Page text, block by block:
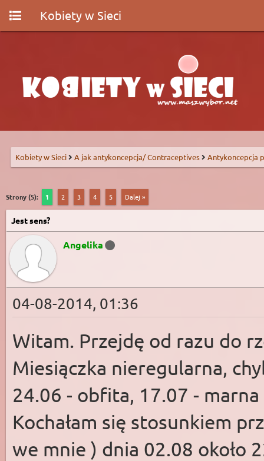
Kobiety w Sieci
Kobiety w Sieci A jak antykoncepcja/ Contraceptives Antykoncepcja
Strony (5): 1 2 3 4 5 Dalej »
Jest sens?
Angelika
04-08-2014, 01:36
Witam. Przejdę od razu do
Miesiączka nieregularna,
24.06 - obfita, 17.07 -
Kochałam się stosunkiem
we mnie ) dnia 02.08 około